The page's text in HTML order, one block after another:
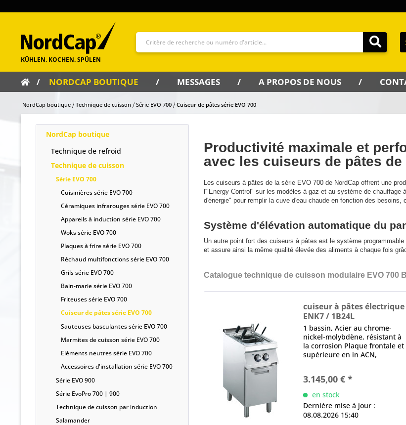
NORDCAP BOUTIQUE MESSAGES A PROPOS DE NOUS
NordCap boutique Technique de cuisson Série EVO 700 Cuiseur de pâtes série EVO 700
NordCap boutique
Technique de refroid
Technique de cuisson
Série EVO 700
Cuisinières série EVO 700
Céramiques infrarouges série EVO 700
Appareils à induction série EVO 700
Woks série EVO 700
Plaques à frire série EVO 700
Réchaud multifonctions série EVO 700
Grils série EVO 700
Bain-marie série EVO 700
Friteuses série EVO 700
Cuiseur de pâtes série EVO 700
Sauteuses basculantes série EVO 700
Marmites de cuisson série EVO 700
Eléments neutres série EVO 700
Accessoires d'installation série EVO 700
Série EVO 900
Série EvoPro 700 | 900
Technique de cuisson par induction
Salamander
Productivité maximale et
avec les cuiseurs de pâtes de
Les cuiseurs à pâtes de la série EVO 700 de NordCap offrent une
l'"Energy Control" sur les modèles à gaz et au système de
d'énergie" pour remplir la cuve d'eau chaude en fonction des
Système d'élévation automatique du
Un autre point fort des cuiseurs à pâtes est le système
et assure ainsi la même qualité élevée des aliments à chaque fois
Catalogue technique de cuisson modulaire EVO 700
cuiseur à pâtes électrique
ENK7 / 1B24L
1 bassin, Acier au chrome-
nickel-molybdène, résistant à
la corrosion Plaque frontale et
supérieure en in ACN,
d'eau manuel, évacuation de
l'eau filtre de trop-plein, zone
d'écumage pour...
3.145,00 € *
en stock
Dernière mise à jour :
08.08.2026 15:40